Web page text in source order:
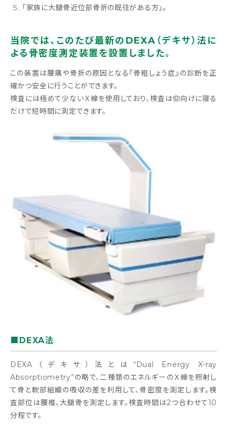
「家族に大腿骨近位部骨折の既往がある方」。
当院では、このたび最新のDEXA（デキサ）法に
よる骨密度測定装置を設置しました。
この装置は腰痛や骨折の原因となる『骨粗しょう症』の診断を正
確かつ安全に行うことができます。
検査には極めて少ないＸ線を使用しており、検査は仰向けに寝る
だけで短時間に測定できます。
■DEXA法
DEXA（デキサ）法とは“Dual Energy X-ray
Absorptiometry”の略で、二種類のエネルギーのＸ線を照射し
て骨と軟部組織の吸収の差を利用して、骨密度を測定します。検
査部位は腰椎、大腿骨を測定します。検査時間は2つ合わせて10
分程です。